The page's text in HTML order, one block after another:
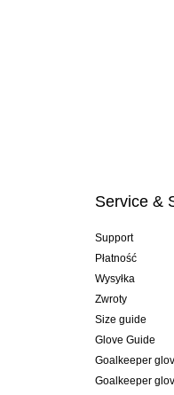
Service &
Support
Płatność
Wysyłka
Zwroty
Size guide
Glove Guide
Goalkeeper
Goalkeeper